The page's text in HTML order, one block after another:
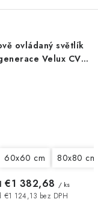
cm 90x90 cm
ovládaný světlík
Velux CVU
60x60 cm 80x80 cm
€1 124,13 bez DPH
€1 382,68 / ks